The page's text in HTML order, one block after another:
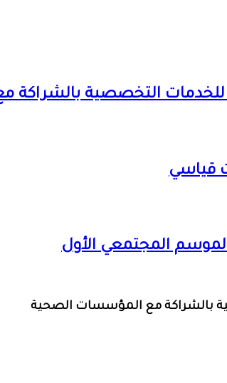
للخدمات التخصصية
قياسي
المجتمعي الأول
بالشراكة مع المؤسسات الصحية